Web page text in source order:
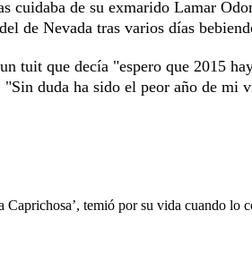
cuidaba de su exmarido Lamar
de Nevada tras varios días
tuit que decía "espero que 2015
duda ha sido el peor año de mi
Caprichosa’, temió por su vida cuando lo